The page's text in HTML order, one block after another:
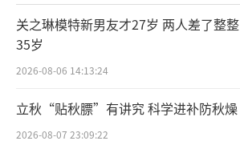
关之琳模特新男友才27岁 两人差了整整
35岁
2026-08-06 14:13:24
立秋“贴秋膘”有讲究 科学进补防秋燥
2026-08-07 23:09:22